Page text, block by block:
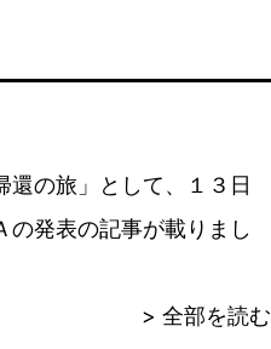
の旅」として、１３日
発表の記事が載りまし
> 全部を読む